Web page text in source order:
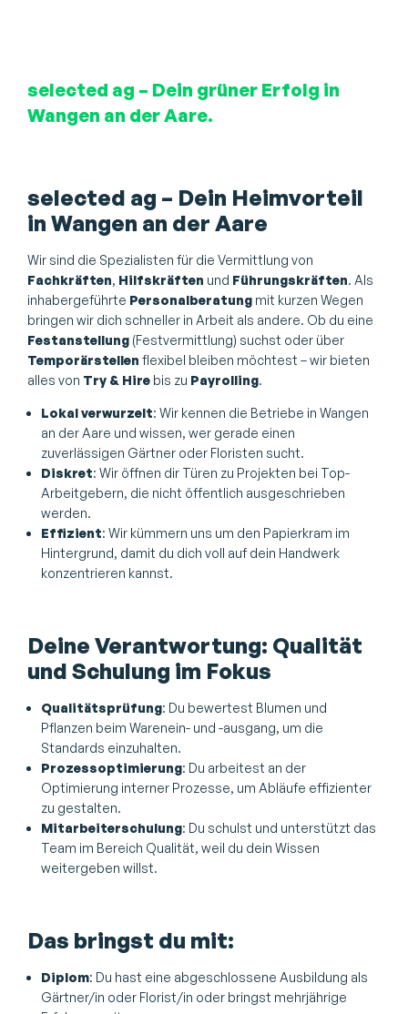
selected ag – Dein grüner Erfolg in
Wangen an der Aare.
selected ag – Dein Heimvorteil
in Wangen an der Aare
Wir sind die Spezialisten für die Vermittlung von
Fachkräften, Hilfskräften und Führungskräften. Als
inhabergeführte Personalberatung mit kurzen Wegen
bringen wir dich schneller in Arbeit als andere. Ob du eine
Festanstellung (Festvermittlung) suchst oder über
Temporärstellen flexibel bleiben möchtest – wir bieten
alles von Try & Hire bis zu Payrolling.
Lokal verwurzelt: Wir kennen die Betriebe in Wangen
an der Aare und wissen, wer gerade einen
zuverlässigen Gärtner oder Floristen sucht.
Diskret: Wir öffnen dir Türen zu Projekten bei Top-
Arbeitgebern, die nicht öffentlich ausgeschrieben
werden.
Effizient: Wir kümmern uns um den Papierkram im
Hintergrund, damit du dich voll auf dein Handwerk
konzentrieren kannst.
Deine Verantwortung: Qualität
und Schulung im Fokus
Qualitätsprüfung: Du bewertest Blumen und
Pflanzen beim Warenein- und -ausgang, um die
Standards einzuhalten.
Prozessoptimierung: Du arbeitest an der
Optimierung interner Prozesse, um Abläufe effizienter
zu gestalten.
Mitarbeiterschulung: Du schulst und unterstützt das
Team im Bereich Qualität, weil du dein Wissen
weitergeben willst.
Das bringst du mit:
Diplom: Du hast eine abgeschlossene Ausbildung als
Gärtner/in oder Florist/in oder bringst mehrjährige